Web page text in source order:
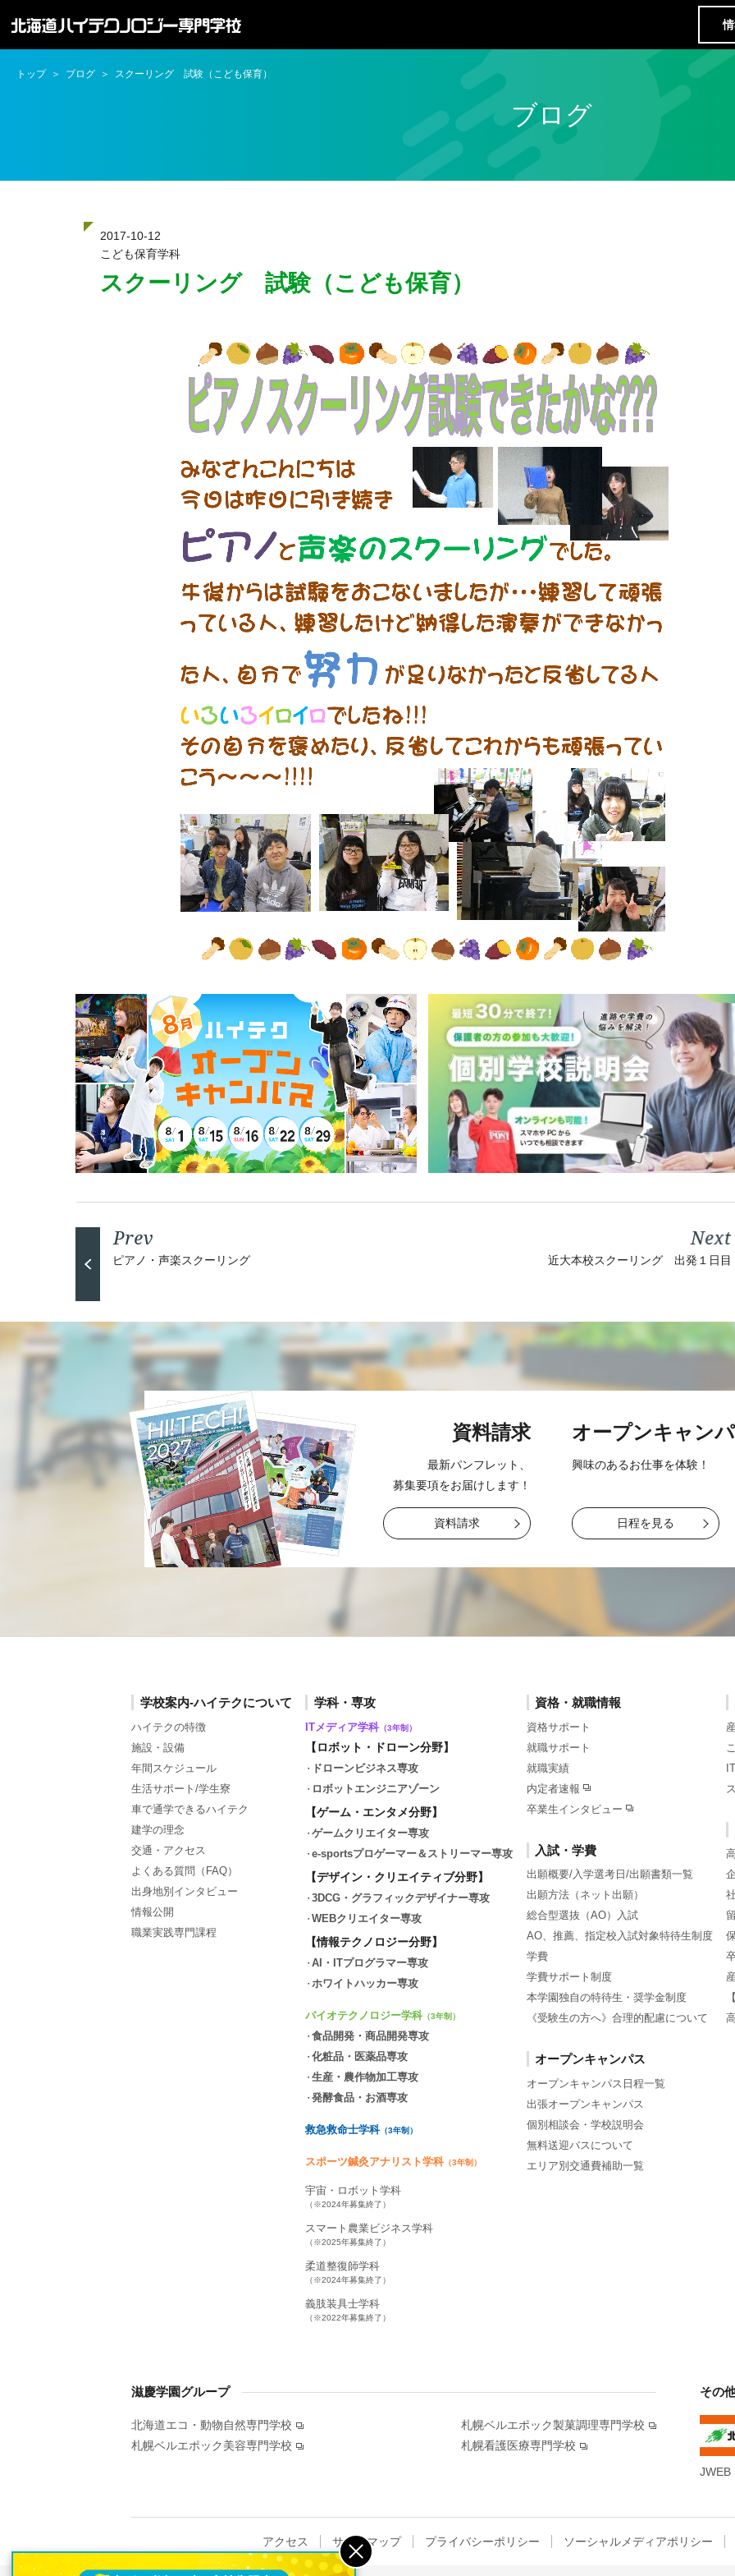
ブログ
トップ ブログ スクーリング 試験（こども保育）
2017-10-12
こども保育学科
スクーリング 試験（こども保育）
ピアノ・声楽スクーリング 近大本校スクーリング 出発１日目
資料請求
最新パンフレット、
募集要項をお届け します！
資料請求
オープンキャン
興味のあるお仕事を体験！
日程を見る
学校案内-ハイテクについて
ハイテクの特徴
施設・設備
年間スケジュール
生活サポート/学生寮
車で通学できるハイテク
建学の理念
交通・アクセス
よくある質問（FAQ）
出身地別インタビュー
情報公開
職業実践専門課程
学科・専攻
ITメディア学科 （3年制）
【ロボット・ドローン分野】
ドローンビジネス専攻
ロボットエンジニアゾーン
【ゲーム・エンタメ分野】
ゲームクリエイター専攻
e-sportsプロゲーマー＆ストリーマー専攻
【デザイン・クリエイティブ分野】
3DCG・グラフィックデザイナー専攻
WEBクリエイター専攻
【情報テクノロジー分野】
AI・ITプログラマー専攻
ホワイトハッカー専攻
バイオテクノロジー学科 （3年制）
食品開発・商品開発専攻
化粧品・医薬品専攻
生産・農作物加工専攻
発酵食品・お酒専攻
救急救命士学科（3年制）
スポーツ鍼灸アナリスト学科（3年制）
宇宙・ロボット学科
（※2024年募集終了）
スマート農業ビジネス学科
（※2025年募集終了）
柔道整復師学科
（※2024年募集終了）
義肢装具士学科
（※2022年募集終了）
資格・就職情報
資格サポート
就職サポート
就職実績
内定者速報
卒業生インタビュー
入試・学費
出願概要/入学選考日/出願書類一覧
出願方法（ネット出願）
総合型選抜（AO）入試
AO、推薦、指定校入試対象特待生制度
学費
学費サポート制度
本学園独自の特待生・奨学金制度
《受験生の方へ》合理的配慮について
オープンキャンパス
オープンキャンパス日程一覧
出張オープンキャンパス
個別相談会・学校説明会
無料送迎バスについて
エリア別交通費補助一覧
滋慶学園グループ
北海道エコ・動物自然専門学校
札幌ベルエポック美容専門学校
札幌ベルエポック製菓調理専門学校
札幌看護医療専門学校
その
JWEB
アクセス サイトマップ プライバシーポリシー ソーシャルメディアポリシー